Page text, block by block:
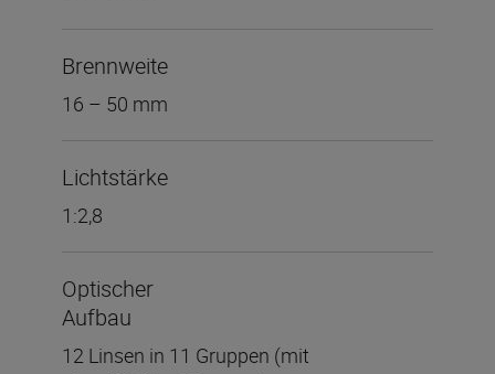
Brennweite
16 – 50 mm
Lichtstärke
1:2,8
Optischer
Aufbau
12 Linsen in 11 Gruppen (mit